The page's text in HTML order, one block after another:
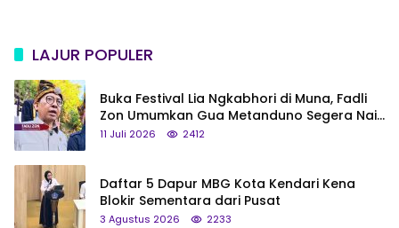
LAJUR POPULER
Buka Festival Lia Ngkabhori di Muna, Fadli
Zon Umumkan Gua Metanduno Segera Naik
Status Jadi Cagar Budaya Nasional
11 Juli 2026 2412
Daftar 5 Dapur MBG Kota Kendari Kena
Blokir Sementara dari Pusat
3 Agustus 2026 2233